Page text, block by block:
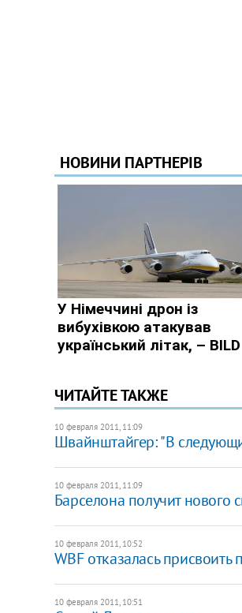
ЧИТАЙТЕ ТАКЖЕ
10 февраля 2011, 11:09
Швайнштайгер: "В
10 февраля 2011, 11:09
Барселона получит нового
10 февраля 2011, 10:52
WBF отказалась
10 февраля 2011, 10:51